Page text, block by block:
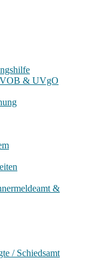
VOB & UVgO
&
/ Schiedsamt